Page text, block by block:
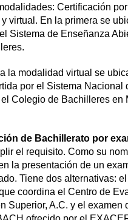
Certificación
virtual. En la primera se
Sistema de Enseñanza
la modalidad virtual se
por el Sistema Nacional
Colegio de Bachilleres en
de Bachillerato por
el requisito. Como su
la presentación de un
Tiene dos alternativas:
coordina el Centro de
Superior, A.C. y el examen